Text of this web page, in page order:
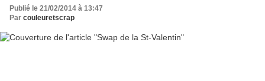
Publié le 21/02/2014 à 13:47
Par couleuretscrap